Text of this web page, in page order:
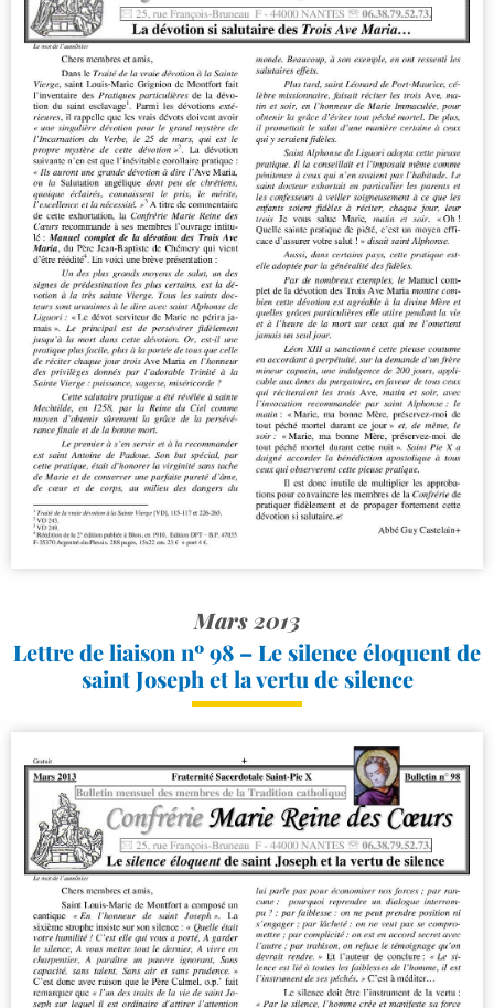
Mars 2013
Lettre de liaison nº 98 – Le silence éloquent de
saint Joseph et la vertu de silence